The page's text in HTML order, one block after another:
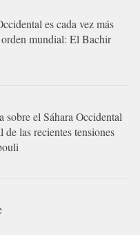
es cada vez más
mundial: El Bachir
sobre el Sáhara Occidental
de las recientes tensiones